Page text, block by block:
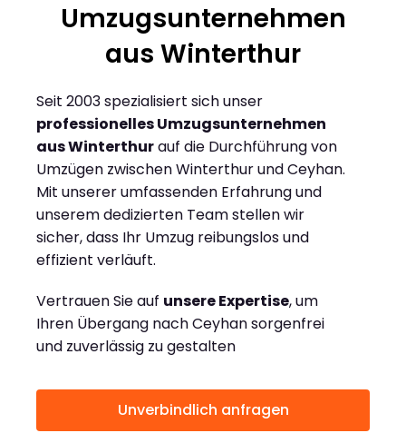
Umzugsunternehmen
aus Winterthur
Seit 2003 spezialisiert sich unser
professionelles Umzugsunternehmen
aus Winterthurauf die Durchführung von
Umzügen zwischen Winterthur und Ceyhan.
Mit unserer umfassenden Erfahrung und
unserem dedizierten Team stellen wir
sicher, dass Ihr Umzug reibungslos und
effizient verläuft.
Vertrauen Sie auf unsere Expertise, um
Ihren Übergang nach Ceyhan sorgenfrei
und zuverlässig zu gestalten
Unverbindlich anfragen